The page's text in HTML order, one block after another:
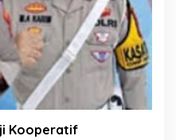
Kooperatif